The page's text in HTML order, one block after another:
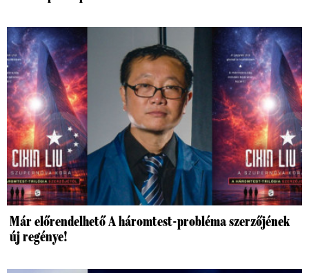
Már előrendelhető A háromtest-probléma szerzőjének
új regénye!